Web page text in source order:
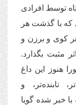
توسط افرادی
كه با گذشت هر
كوی و برزن و
مثبت بگذارد.
عاشورا هنوز این داغ
تابنده‌‌تر، و
خبر شده گویا